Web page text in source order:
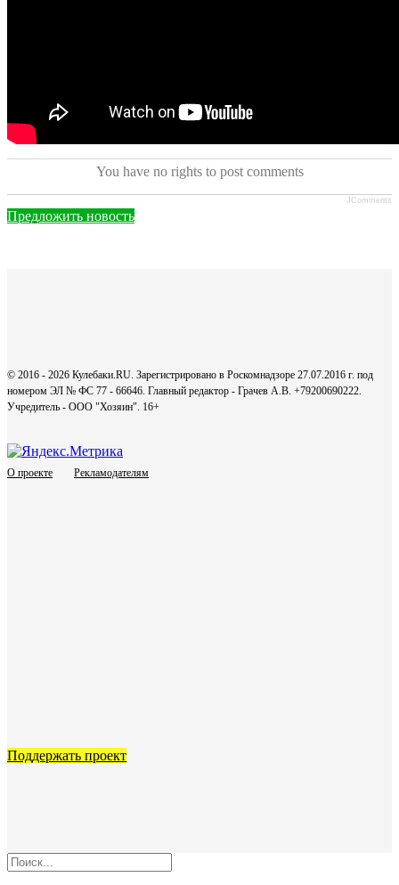
You have no rights to post comments
JComments
Предложить новость
© 2016 - 2026 Кулебаки.RU. Зарегистрировано в Роскомнадзоре 27.07.2016 г. под
номером ЭЛ № ФС 77 - 66646. Главный редактор - Грачев А.В. +79200690222.
Учредитель - ООО "Хозяин". 16+
О проекте Рекламодателям
Поддержать проект